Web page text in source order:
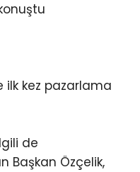
ilk kez pazarlama
de
Başkan Özçelik,